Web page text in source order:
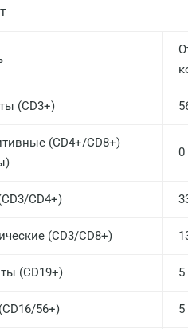
(CD3+)
(CD4+/CD8+)
0
CD4+)
(CD3/CD8+)
(CD19+) 5
56+) 5